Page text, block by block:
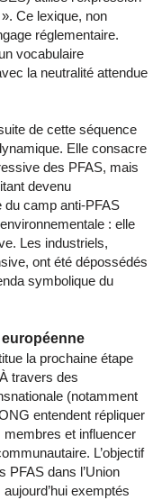
Ce lexique, non
réglementaire.
vocabulaire
la neutralité attendue
de cette séquence
Elle consacre
des PFAS, mais
devenu
du camp anti-PFAS
: elle
Les industriels,
ont été dépossédés
symbolique du
européenne
la prochaine étape
travers des
(notamment
entendent répliquer
membres et influencer
L’objectif
PFAS dans l’Union
exemptés